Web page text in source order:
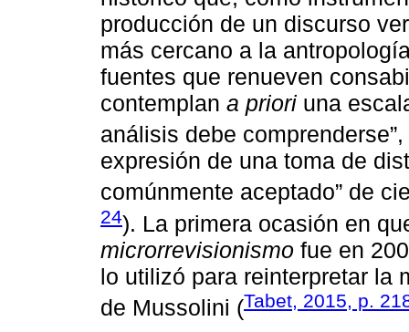
producción de un discurso
más cercano a la
fuentes que renueven
contemplan a priori una
análisis debe
expresión de una toma de
comúnmente aceptado” de
24). La primera ocasión en
microrrevisionismo fue en
lo utilizó para reinterpretar la
de Mussolini (Tabet, 2015, p.